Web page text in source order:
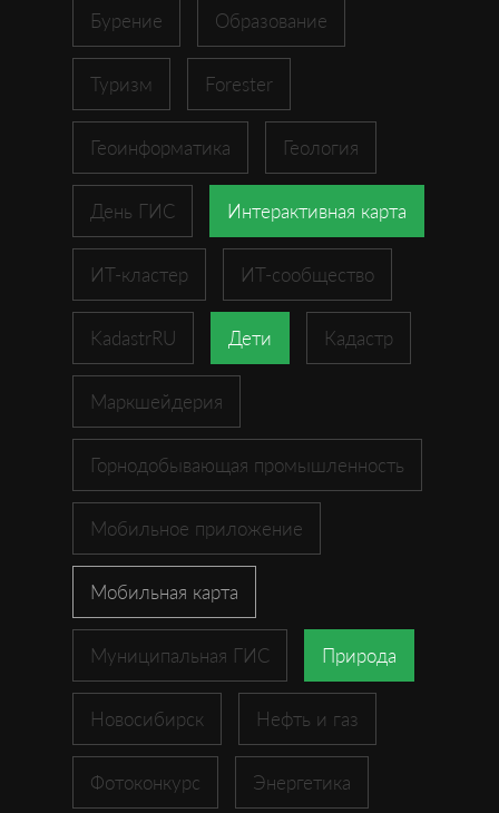
Бурение Образование
Туризм Forester
Геоинформатика Геология
День ГИС Интерактивная карта
ИТ-кластер ИТ-сообщество
KadastrRU Дети Кадастр
Маркшейдерия
Горнодобывающая промышленность
Мобильное приложение
Мобильная карта
Муниципальная ГИС Природа
Новосибирск Нефть и газ
Фотоконкурс Энергетика